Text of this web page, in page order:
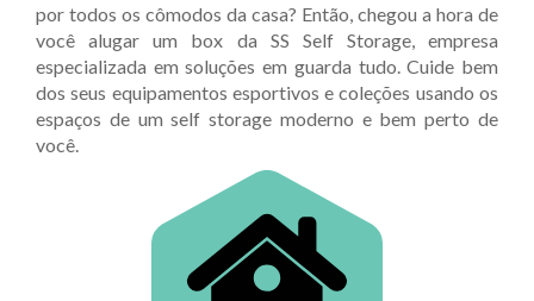
por todos os cômodos da casa? Então, chegou a hora de
você alugar um box da SS Self Storage, empresa
especializada em soluções em guarda tudo. Cuide bem
dos seus equipamentos esportivos e coleções usando os
espaços de um self storage moderno e bem perto de
você.